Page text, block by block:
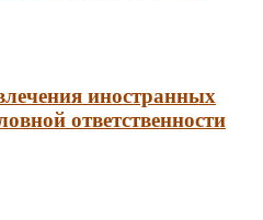
иностранных
ответственности